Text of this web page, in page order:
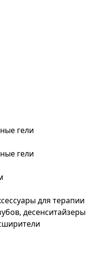
гели
гели
для терапии
десенситайзеры